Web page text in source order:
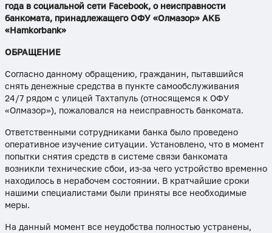
года в социальной сети Facebook, о неисправности
банкомата, принадлежащего ОФУ «Олмазор» АКБ
«Hamkorbank»
ОБРАЩЕНИЕ
Согласно данному обращению, гражданин, пытавшийся
снять денежные средства в пункте самообслуживания
24/7 рядом с улицей Тахтапуль (относящемся к ОФУ
«Олмазор»), пожаловался на неисправность банкомата.
Ответственными сотрудниками банка было проведено
оперативное изучение ситуации. Установлено, что в момент
попытки снятия средств в системе связи банкомата
возникли технические сбои, из-за чего устройство временно
находилось в нерабочем состоянии. В кратчайшие сроки
нашими специалистами были приняты все необходимые
меры.
На данный момент все неудобства полностью устранены,